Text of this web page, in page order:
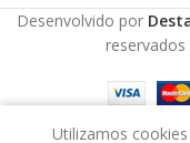
Desenvolvido por
reservados
Utilizamos